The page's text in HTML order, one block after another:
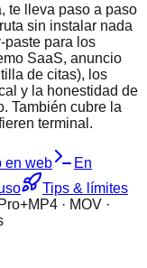
te lleva paso a paso
sin instalar nada
paste para los
SaaS, anuncio
de citas), los
y la honestidad de
También cubre la
terminal.
en web
En
Tips & límites
MP4 · MOV ·